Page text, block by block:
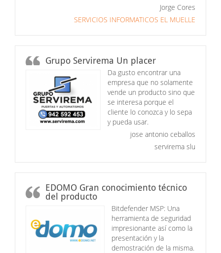
Jorge Cores
SERVICIOS INFORMATICOS EL MUELLE
Grupo Servirema Un placer
Da gusto encontrar una
empresa que no solamente
vende un producto sino que
se interesa porque el
cliente lo conozca y lo sepa
y pueda usar.
jose antonio ceballos
servirema slu
EDOMO Gran conocimiento técnico
del producto
Bitdefender MSP: Una
herramienta de seguridad
impresionante así como la
presentación y la
demostración de la misma.